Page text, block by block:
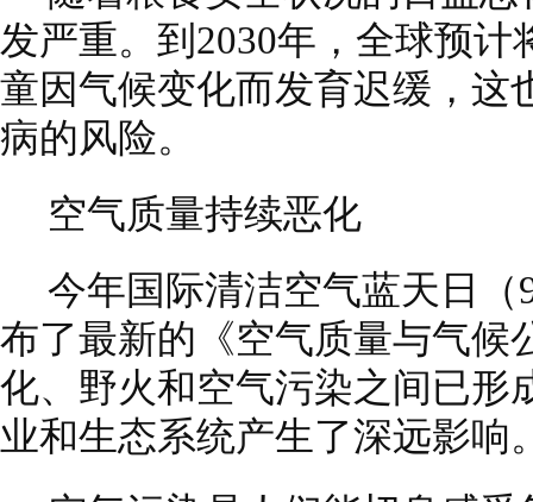
发严重。到2030年，全球预计
童因气候变化而发育迟缓，这
病的风险。
空气质量持续恶化
今年国际清洁空气蓝天日
布了最新的《空气质量与气候
化、野火和空气污染之间已形
业和生态系统产生了深远影响